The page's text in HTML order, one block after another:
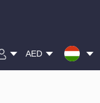
AED